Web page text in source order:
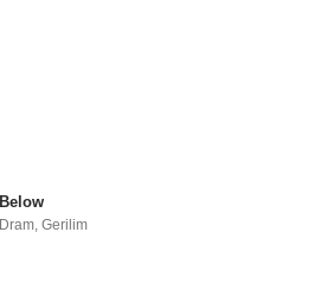
Below
Dram,Gerilim